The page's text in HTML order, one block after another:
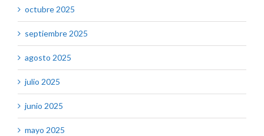
octubre 2025
septiembre 2025
agosto 2025
julio 2025
junio 2025
mayo 2025